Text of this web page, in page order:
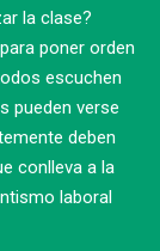
la clase?
poner orden
escuchen
pueden verse
deben
conlleva a la
laboral